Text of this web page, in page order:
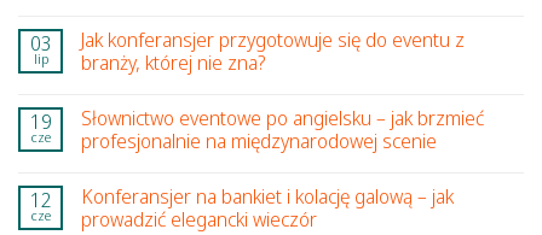
03
lip
Jak konferansjer przygotowuje się do eventu z
branży, której nie zna?
19
cze
Słownictwo eventowe po angielsku – jak brzmieć
profesjonalnie na międzynarodowej scenie
12
cze
Konferansjer na bankiet i kolację galową – jak
prowadzić elegancki wieczór